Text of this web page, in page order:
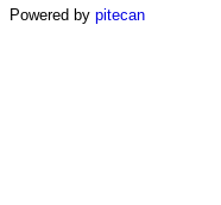
Powered by pitecan